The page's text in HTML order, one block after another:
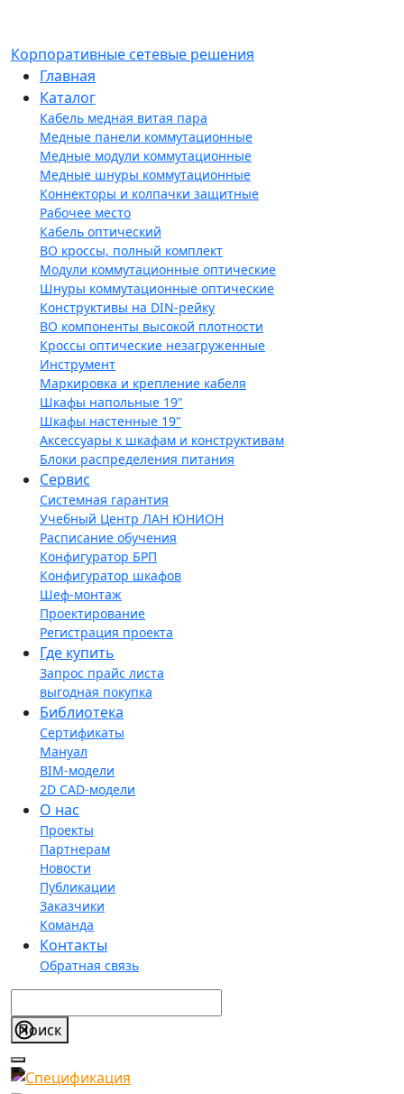
Корпоративные сетевые решения
Главная
Каталог
Кабель медная витая пара
Медные панели коммутационные
Медные модули коммутационные
Медные шнуры коммутационные
Коннекторы и колпачки защитные
Рабочее место
Кабель оптический
ВО кроссы, полный комплект
Модули коммутационные оптические
Шнуры коммутационные оптические
Конструктивы на DIN-рейку
ВО компоненты высокой плотности
Кроссы оптические незагруженные
Инструмент
Маркировка и крепление кабеля
Шкафы напольные 19"
Шкафы настенные 19"
Аксессуары к шкафам и конструктивам
Блоки распределения питания
Сервис
Системная гарантия
Учебный Центр ЛАН ЮНИОН
Расписание обучения
Конфигуратор БРП
Конфигуратор шкафов
Шеф-монтаж
Проектирование
Регистрация проекта
Где купить
Запрос прайс листа
выгодная покупка
Библиотека
Сертификаты
Мануал
BIM-модели
2D CAD-модели
О нас
Проекты
Партнерам
Новости
Публикации
Заказчики
Команда
Контакты
Обратная связь